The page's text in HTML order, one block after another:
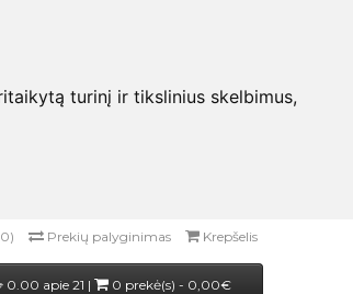
turinį ir tikslinius skelbimus,
Prekių palyginimas Krepšelis
0.00 apie 21 | 0 prekė(s) - 0,00€